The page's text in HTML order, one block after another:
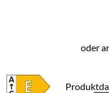
oder